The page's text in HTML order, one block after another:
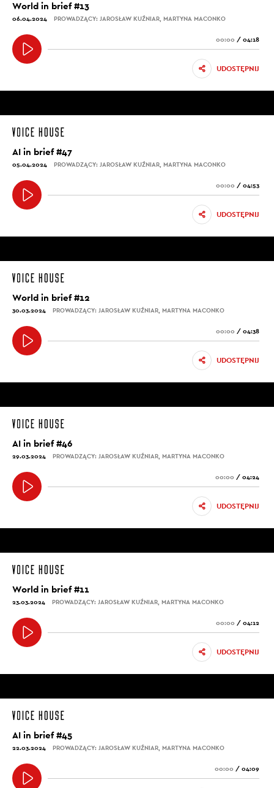
World in brief #13
06.04.2024 PROWADZĄCY: JAROSŁAW KUŹNIAR, MARTYNA MACONKO
00:00 / 04:18
UDOSTĘPNIJ
AI in brief #47
05.04.2024 PROWADZĄCY: JAROSŁAW KUŹNIAR, MARTYNA MACONKO
00:00 / 04:53
UDOSTĘPNIJ
World in brief #12
30.03.2024 PROWADZĄCY: JAROSŁAW KUŹNIAR, MARTYNA MACONKO
00:00 / 04:38
UDOSTĘPNIJ
AI in brief #46
29.03.2024 PROWADZĄCY: JAROSŁAW KUŹNIAR, MARTYNA MACONKO
00:00 / 04:24
UDOSTĘPNIJ
World in brief #11
23.03.2024 PROWADZĄCY: JAROSŁAW KUŹNIAR, MARTYNA MACONKO
00:00 / 04:12
UDOSTĘPNIJ
AI in brief #45
22.03.2024 PROWADZĄCY: JAROSŁAW KUŹNIAR, MARTYNA MACONKO
00:00 / 04:09